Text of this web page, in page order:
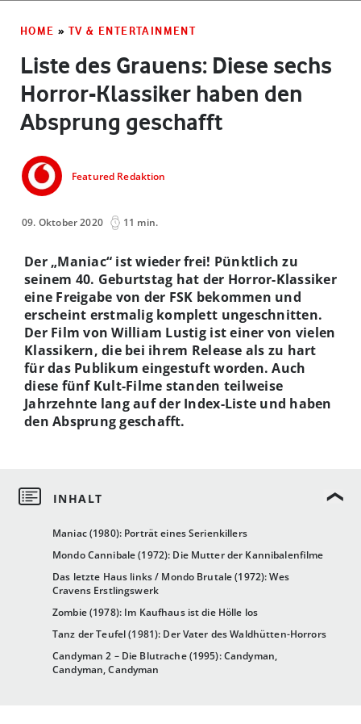
HOME » TV & ENTERTAINMENT
Liste des Grauens: Diese sechs
Horror-Klassiker haben den
Absprung geschafft
Featured Redaktion
09. Oktober 2020 11 min.
Maniac (1980): Porträt eines Serienkillers
Mondo Cannibale (1972): Die Mutter der Kannibalenfilme
Das letzte Haus links / Mondo Brutale (1972): Wes
Cravens Erstlingswerk
Zombie (1978): Im Kaufhaus ist die Hölle los
Tanz der Teufel (1981): Der Vater des Waldhütten-Horrors
Candyman 2 – Die Blutrache (1995): Candyman,
Candyman, Candyman
Der „Maniac“ ist wieder frei! Pünktlich zu
seinem 40. Geburtstag hat der Horror-Klassiker
eine Freigabe von der FSK bekommen und
erscheint erstmalig komplett ungeschnitten.
Der Film von William Lustig ist einer von vielen
Klassikern, die bei ihrem Release als zu hart
für das Publikum eingestuft worden. Auch
diese fünf Kult-Filme standen teilweise
Jahrzehnte lang auf der Index-Liste und haben
den Absprung geschafft.